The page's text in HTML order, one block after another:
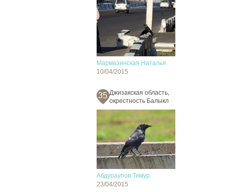
Мармазинская Наталья
10/04/2015
35 Джизакская область,
окрестность Балыкл
Абдураупов Тимур
23/04/2015